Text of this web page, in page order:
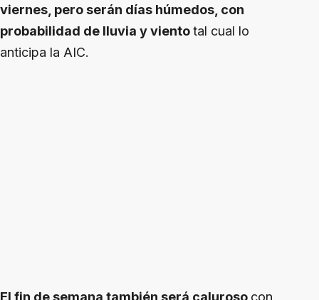
viernes, pero serán días húmedos, con
probabilidad de lluvia y vientotal cual lo
anticipa la AIC.
El fin de semana también será caluroso con